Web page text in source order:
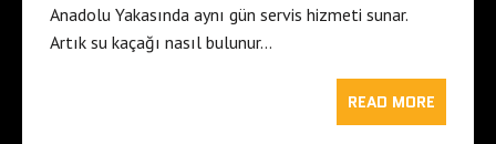
Anadolu Yakasında aynı gün servis hizmeti sunar.
Artık su kaçağı nasıl bulunur…
READ MORE